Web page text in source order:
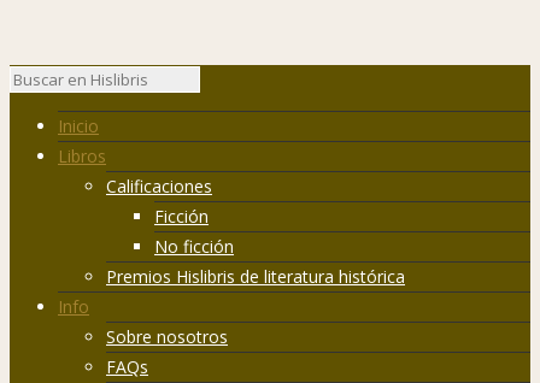
Inicio
Libros
Calificaciones
Ficción
No ficción
Premios Hislibris de literatura histórica
Info
Sobre nosotros
FAQs